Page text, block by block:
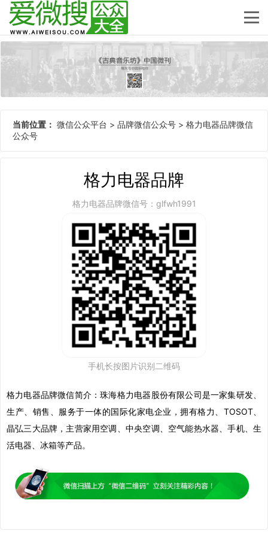
当前位置： 微信公众平台 > 品牌微信公众号 > 格力电器品牌微信
公众号
格力电器品牌
格力电器品牌微信号：glfwh1991
手机长按图片识别二维码
格力电器品牌微信简介：珠海格力电器股份有限公司是一家集研发、
生产、销售、服务于一体的国际化家电企业，拥有格力、TOSOT、
晶弘三大品牌，主营家用空调、中央空调、空气能热水器、手机、生
活电器、冰箱等产品。